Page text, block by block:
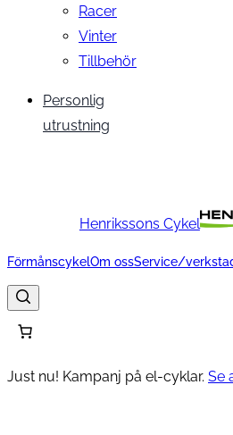
Racer
Vinter
Tillbehör
Personlig
utrustning
Henrikssons Cykel
FörmånscykelOm ossService/
Just nu! Kampanj på el-cyklar. Se